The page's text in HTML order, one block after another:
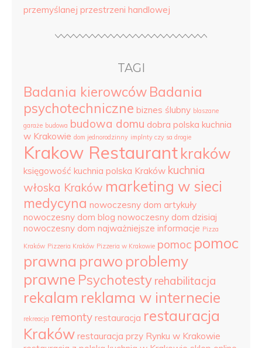
przemyślanej przestrzeni handlowej
TAGI
Badania kierowców Badania
psychotechniczne biznes ślubny blaszane
garaże budowa budowa domu dobra polska kuchnia
w Krakowie dom jednorodzinny implnty czy sa drogie
Krakow Restaurantkraków
księgowość kuchnia polska Kraków kuchnia
włoska Kraków marketing w sieci
medycyna nowoczesny dom artykuły
nowoczesny dom blog nowoczesny dom dzisiaj
nowoczesny dom najważniejsze informacje Pizza
Kraków Pizzeria Kraków Pizzeria w Krakowie pomoc pomoc
prawna prawo problemy
prawne Psychotesty rehabilitacja
rekalam reklama w internecie
rekreacja remonty restauracja restauracja
Kraków restauracja przy Rynku w Krakowie